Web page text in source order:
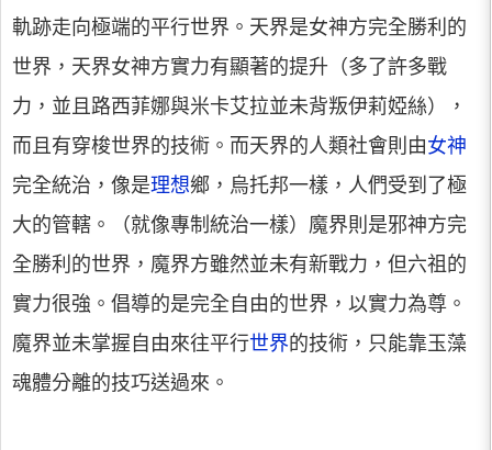
軌跡走向極端的平行世界。天界是女神方完全勝利的
世界，天界女神方實力有顯著的提升（多了許多戰
力，並且路西菲娜與米卡艾拉並未背叛伊莉婭絲），
而且有穿梭世界的技術。而天界的人類社會則由女神
完全統治，像是理想鄉，烏托邦一樣，人們受到了極
大的管轄。（就像專制統治一樣）魔界則是邪神方完
全勝利的世界，魔界方雖然並未有新戰力，但六祖的
實力很強。倡導的是完全自由的世界，以實力為尊。
魔界並未掌握自由來往平行世界的技術，只能靠玉藻
魂體分離的技巧送過來。